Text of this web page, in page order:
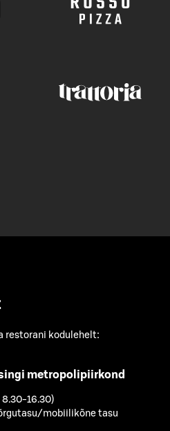
restorani kodulehelt:
metropolipiirkond
16.30)
mobiilikõne tasu